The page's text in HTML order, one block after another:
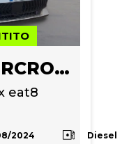
CITROEN C5 AIRCROSS
eat8
2024 Diesel